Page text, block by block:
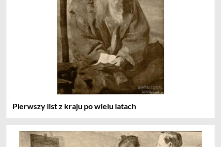
Pierwszy list z kraju po wielu latach